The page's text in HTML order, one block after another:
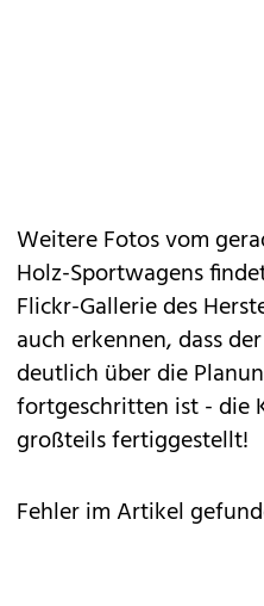
Weitere Fotos vom
Holz-Sportwagens
Flickr-Galleriedes
auch erkennen, dass
deutlich über die
fortgeschritten ist - die
großteils fertiggestellt!
Fehler im Artikel